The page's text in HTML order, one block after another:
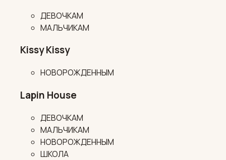
ДЕВОЧКАМ
МАЛЬЧИКАМ
Kissy Kissy
НОВОРОЖДЕННЫМ
Lapin House
ДЕВОЧКАМ
МАЛЬЧИКАМ
НОВОРОЖДЕННЫМ
ШКОЛА